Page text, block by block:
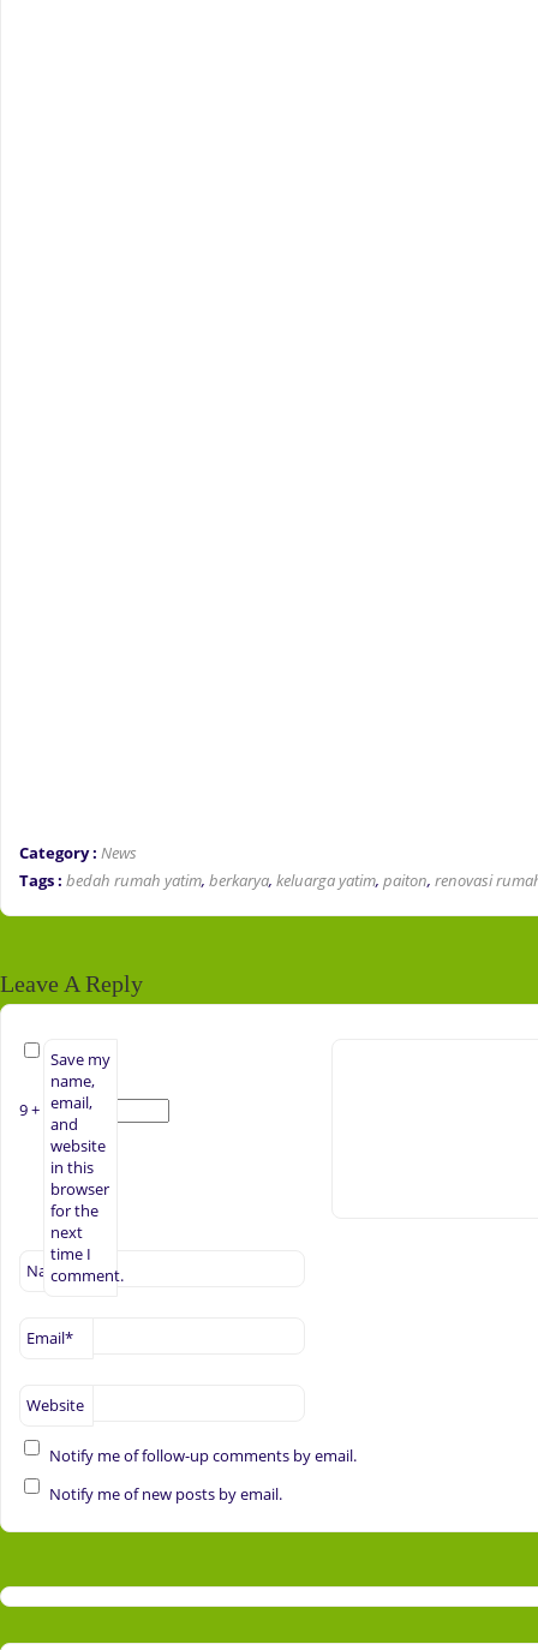
Category : News
Tags : bedah rumah yatim, berkarya, keluarga yatim, paiton, renovasi
Leave A Reply
Name*
Email*
Website
Save my
name,
email,
and
website
in this
browser
for the
next
time I
comment.
9 + three =
Notify me of follow-up comments by email.
Notify me of new posts by email.